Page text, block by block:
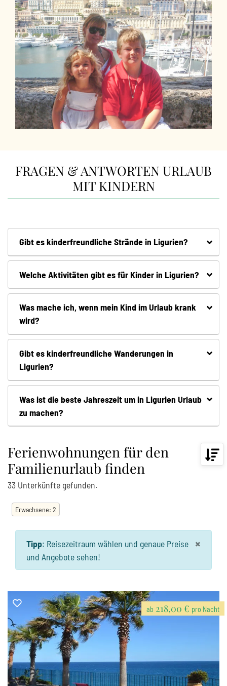
FRAGEN & ANTWORTEN URLAUB
MIT KINDERN
Gibt es kinderfreundliche Strände in Ligurien?
Welche Aktivitäten gibt es für Kinder in Ligurien?
Was mache ich, wenn mein Kind im Urlaub krank
wird?
Gibt es kinderfreundliche Wanderungen in
Ligurien?
Was ist die beste Jahreszeit um in Ligurien Urlaub
zu machen?
Ferienwohnungen für den
Familienurlaub finden
33 Unterkünfte gefunden.
Erwachsene: 2
×
Tipp: Reisezeitraum wählen und genaue Preise
und Angebote sehen!
ab 218,00 € pro Nacht